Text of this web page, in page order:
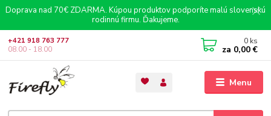
Doprava nad 70€ ZDARMA. Kúpou produktov podporíte malú slovenskú
rodinnú firmu. Ďakujeme.
Menu
+421 918 763 777
08.00 - 18.00
0 ks
za 0,00 €